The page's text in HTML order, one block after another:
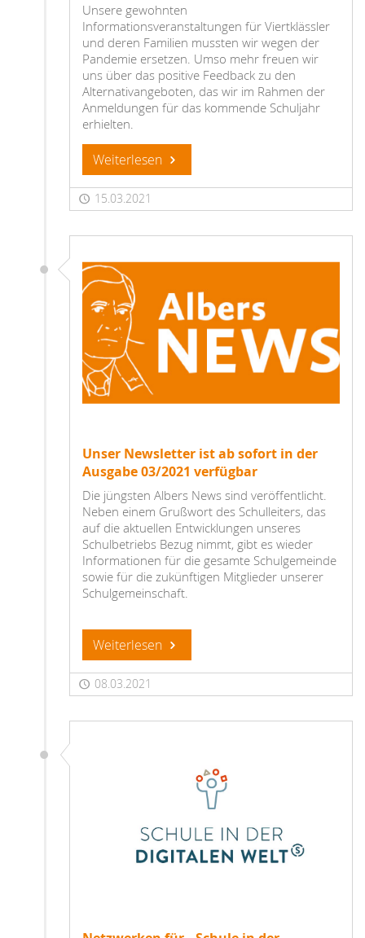
Unsere gewohnten
Informationsveranstaltungen für Viertklässler
und deren Familien mussten wir wegen der
Pandemie ersetzen. Umso mehr freuen wir
uns über das positive Feedback zu den
Alternativangeboten, das wir im Rahmen der
Anmeldungen für das kommende Schuljahr
erhielten.
Weiterlesen
15.03.2021
Unser Newsletter ist ab sofort in der
Ausgabe 03/2021 verfügbar
Die jüngsten Albers News sind veröffentlicht.
Neben einem Grußwort des Schulleiters, das
auf die aktuellen Entwicklungen unseres
Schulbetriebs Bezug nimmt, gibt es wieder
Informationen für die gesamte Schulgemeinde
sowie für die zukünftigen Mitglieder unserer
Schulgemeinschaft.
Weiterlesen
08.03.2021